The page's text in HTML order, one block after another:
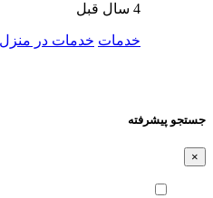
4 سال قبل
خدمات خدمات در منزل
جستجو پیشرفته
×